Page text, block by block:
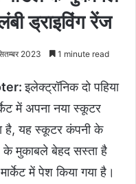
ड्राइविंग रेंज
2023 1 minute read
इलेक्ट्रॉनिक दो पहिया
में अपना नया स्कूटर
है, यह स्कूटर कंपनी के
मुकाबले बेहद सस्ता है
में पेश किया गया है।